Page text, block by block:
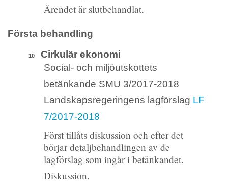
Ärendet är slutbehandlat.
Första behandling
10
Cirkulär ekonomi
Social- och miljöutskottets
betänkande SMU 3/2017-2018
Landskapsregeringens lagförslag LF
7/2017-2018
Först tillåts diskussion och efter det
börjar detaljbehandlingen av de
lagförslag som ingår i betänkandet.
Diskussion.